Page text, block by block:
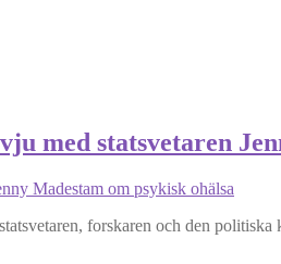
med statsvetaren
forskaren och den